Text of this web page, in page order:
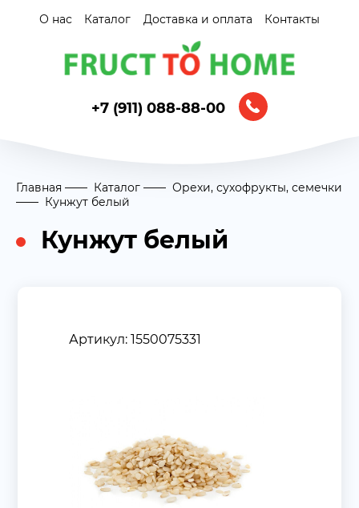
О нас Каталог Доставка и оплата Контакты
+7 (911) 088-88-00
Главная Каталог
Орехи, сухофрукты, семечки
Кунжут белый
Кунжут белый
Артикул: 1550075331